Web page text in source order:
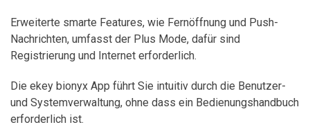
Erweiterte smarte Features, wie Fernöffnung und Push-
Nachrichten, umfasst der Plus Mode, dafür sind
Registrierung und Internet erforderlich.
Die ekey bionyx App führt Sie intuitiv durch die Benutzer-
und Systemverwaltung, ohne dass ein Bedienungshandbuch
erforderlich ist.